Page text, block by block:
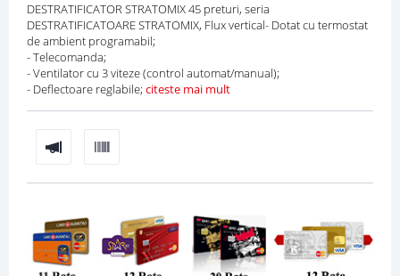
DESTRATIFICATOR STRATOMIX 45 preturi, seria
DESTRATIFICATOARE STRATOMIX, Flux vertical- Dotat cu termostat
de ambient programabil;
- Telecomanda;
- Ventilator cu 3 viteze (control automat/manual);
- Deflectoare reglabile; citeste mai mult